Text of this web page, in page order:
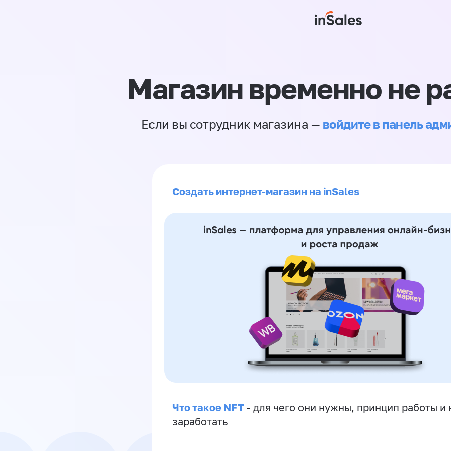
Магазин временно не
Если вы сотрудник магазина — войдите в панель
Создать интернет-магазин на inSales
Что такое NFT - для чего они нужны, принцип работы и
заработать